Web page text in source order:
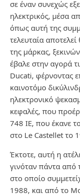
σε έναν συνεχώς
ηλεκτρικός, μέσα
όπως αυτή της
τελευταία
της μάρκας,
έβαλε στην αγορά
Ducati, φέρνοντας
καινοτόμο
ηλεκτρονικό
κεφαλές, που
748 IE, που έκανε
στο Le Castellet το
Έκτοτε, αυτή η
γινόταν πάντα
στο οποίο
1988, και από το